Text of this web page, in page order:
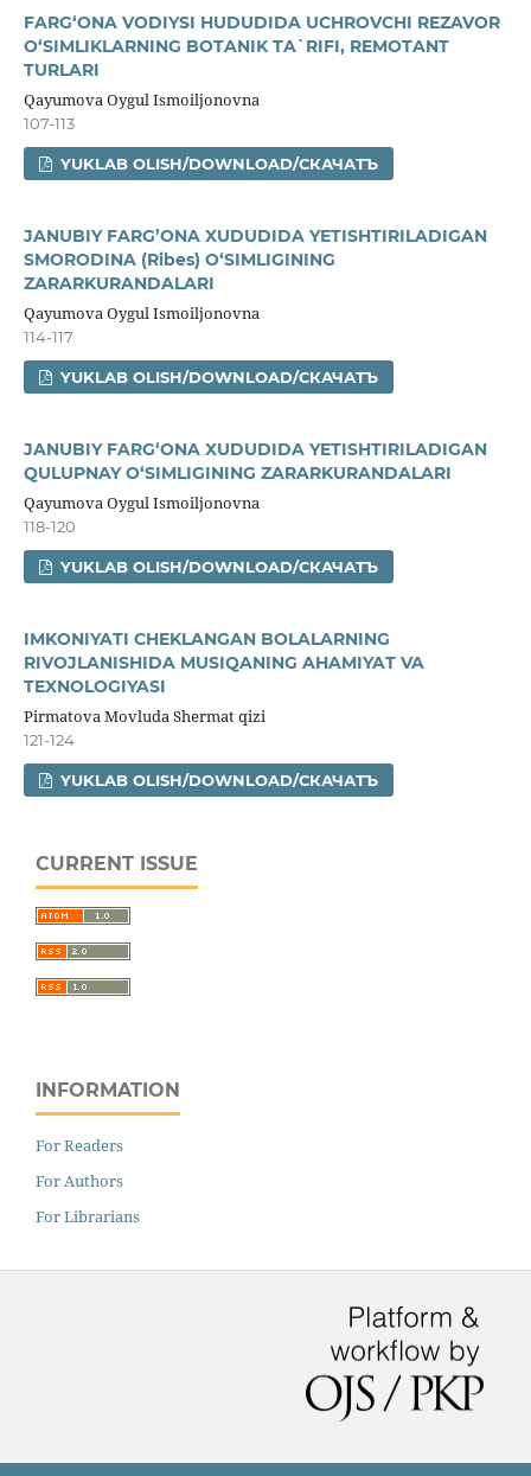
FARG‘ONA VODIYSI HUDUDIDA UCHROVCHI REZAVOR
O‘SIMLIKLARNING BOTANIK TA`RIFI, REMOTANT
TURLARI
Qayumova Oygul Ismoiljonovna
107-113
YUKLAB OLISH/DOWNLOAD/СКАЧАТЪ
JANUBIY FARG’ONA XUDUDIDA YETISHTIRILADIGAN
SMORODINA (Ribes) O‘SIMLIGINING
ZARARKURANDALARI
Qayumova Oygul Ismoiljonovna
114-117
YUKLAB OLISH/DOWNLOAD/СКАЧАТЪ
JANUBIY FARG‘ONA XUDUDIDA YETISHTIRILADIGAN
QULUPNAY O‘SIMLIGINING ZARARKURANDALARI
Qayumova Oygul Ismoiljonovna
118-120
YUKLAB OLISH/DOWNLOAD/СКАЧАТЪ
IMKONIYATI CHEKLANGAN BOLALARNING
RIVOJLANISHIDA MUSIQANING AHAMIYAT VA
TEXNOLOGIYASI
Pirmatova Movluda Shermat qizi
121-124
YUKLAB OLISH/DOWNLOAD/СКАЧАТЪ
CURRENT ISSUE
INFORMATION
For Readers
For Authors
For Librarians